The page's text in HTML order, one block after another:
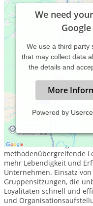
We need
We use a third party
that may collect data
the details and
More
Powered by
Sorge dich nicht, liebe!
bietet systemische
Familienaufstellungen in
methodenübergreifende
mehr Lebendigkeit und
Unternehmen. Einsatz
Gruppensitzungen, die
Loyalitäten schnell und
und